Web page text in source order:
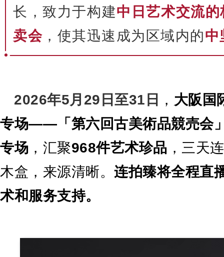
长，致力于构建中日艺术交流的
卖会 ，使其迅速成为区域内的中
2026年5月29日至31日 ， 大阪国
专场——「第六回古美術品競売会
专场 ，汇聚968件艺术珍品 ，三天
木盒，来源清晰。 连拍臻将全程直
术和服务支持。